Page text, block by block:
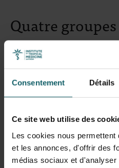
Consentement Détails
Ce site web utilise des
Les cookies nous
et les annonces, d'offrir des
médias sociaux et d'analyser
Quatre groupes
L'étude répartit de manière
du virus Bundibugyo en
les soins standard : prise en
administration de liquides et
symptômes et antibiotiques
reçoivent, en complément de
soit le remdesivir. Un
combinaison des deux